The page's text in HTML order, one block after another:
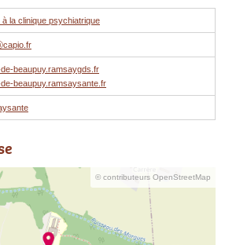
à la clinique psychiatrique
beaupuy.ramsaygds.fr
beaupuy.ramsaysante.fr
© contributeurs OpenStreetMap